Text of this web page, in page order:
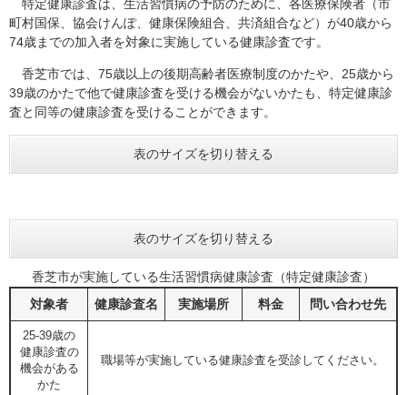
特定健康診査は、生活習慣病の予防のために、各医療保険者（市
町村国保、協会けんぽ、健康保険組合、共済組合など）が40歳から
74歳までの加入者を対象に実施している健康診査です。
香芝市では、75歳以上の後期高齢者医療制度のかたや、25歳から
39歳のかたで他で健康診査を受ける機会がないかたも、特定健康診
査と同等の健康診査を受けることができます。
表のサイズを切り替える
表のサイズを切り替える
香芝市が実施している生活習慣病健康診査（特定健康診査）
対象者
健康診査名 実施場所 料金 問い合わせ先
25-39歳の
健康診査の
機会がある
かた
職場等が実施している健康診査を受診してください。